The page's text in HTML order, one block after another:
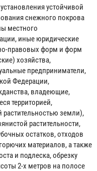
устойчивой
снежного покрова
местного
иные юридические
правовых форм и форм
хозяйства,
предприниматели,
Федерации,
владеющие,
территорией,
земли),
растительности,
остатков, отходов
материалов, а также
и подлеска, обрезку
2-х метров на полосе